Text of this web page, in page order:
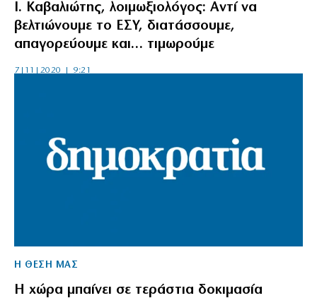
Ι. Καβαλιώτης, λοιμωξιολόγος: Αντί να
βελτιώνουμε το ΕΣΥ, διατάσσουμε,
απαγορεύουμε και… τιμωρούμε
7|11|2020 | 9:21
Η ΘΕΣΗ ΜΑΣ
Η χώρα μπαίνει σε τεράστια δοκιμασία